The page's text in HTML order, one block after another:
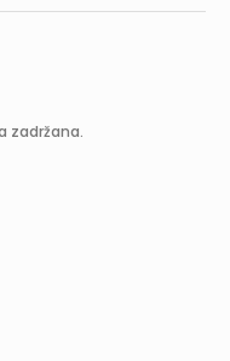
zadržana.